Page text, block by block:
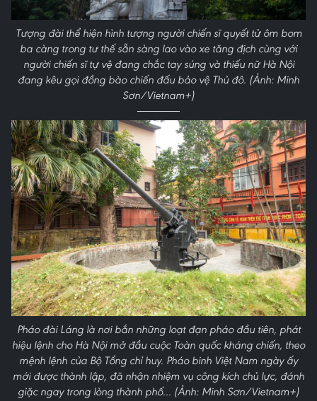
Tượng đài thể hiện hình tượng người chiến sĩ quyết tử ôm bom
ba càng trong tư thế sẵn sàng lao vào xe tăng địch cùng với
người chiến sĩ tự vệ đang chắc tay súng và thiếu nữ Hà Nội
đang kêu gọi đồng bào chiến đấu bảo vệ Thủ đô. (Ảnh: Minh
Sơn/Vietnam+)
Pháo đài Láng là nơi bắn những loạt đạn pháo đầu tiên, phát
hiệu lệnh cho Hà Nội mở đầu cuộc Toàn quốc kháng chiến, theo
mệnh lệnh của Bộ Tổng chỉ huy. Pháo binh Việt Nam ngày ấy
mới được thành lập, đã nhận nhiệm vụ công kích chủ lực, đánh
giặc ngay trong lòng thành phố... (Ảnh: Minh Sơn/Vietnam+)